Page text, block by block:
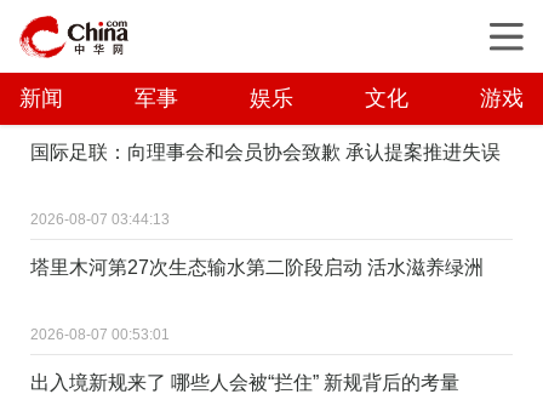
新闻 军事 娱乐 文化 游戏
国际足联：向理事会和会员协会致歉 承认提案推进失误
2026-08-07 03:44:13
塔里木河第27次生态输水第二阶段启动 活水滋养绿洲
2026-08-07 00:53:01
出入境新规来了 哪些人会被“拦住” 新规背后的考量